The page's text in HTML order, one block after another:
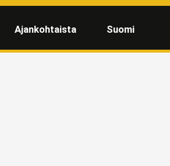
Ajankohtaista Suomi